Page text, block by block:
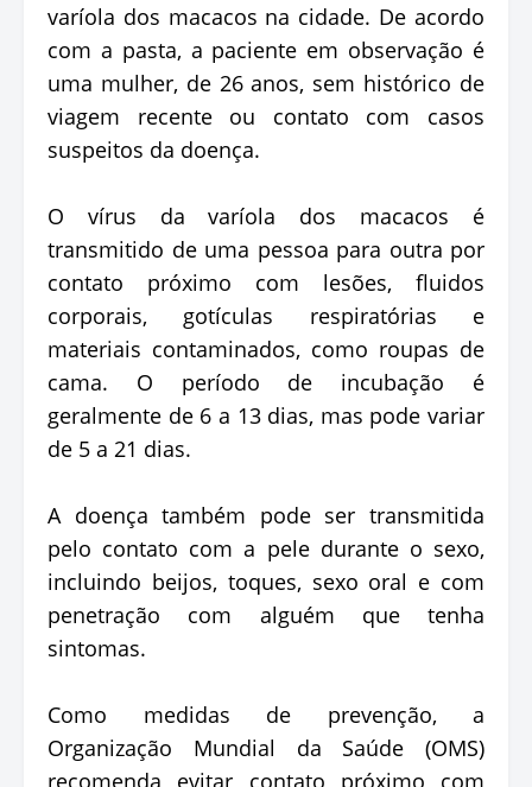
varíola dos macacos na cidade. De acordo
com a pasta, a paciente em observação é
uma mulher, de 26 anos, sem histórico de
viagem recente ou contato com casos
suspeitos da doença.
O vírus da varíola dos macacos é
transmitido de uma pessoa para outra por
contato próximo com lesões, fluidos
corporais, gotículas respiratórias e
materiais contaminados, como roupas de
cama. O período de incubação é
geralmente de 6 a 13 dias, mas pode variar
de 5 a 21 dias.
A doença também pode ser transmitida
pelo contato com a pele durante o sexo,
incluindo beijos, toques, sexo oral e com
penetração com alguém que tenha
sintomas.
Como medidas de prevenção, a
Organização Mundial da Saúde (OMS)